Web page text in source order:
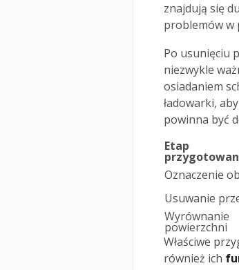
znajdują się
problemów w
Po usunięciu
niezwykle
osiadaniem
ładowarki,
powinna być
Etap
Oznaczenie
Usuwanie
Wyrównanie
powierzchni
Właściwe
również ich